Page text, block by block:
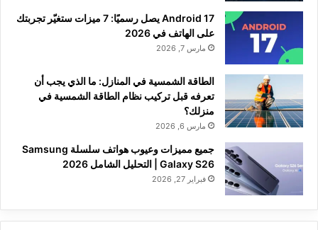
Android 17 يصل رسميًا: 7 ميزات ستغيّر تجربتك
على الهاتف في 2026
مارس 7, 2026
الطاقة الشمسية في المنازل: ما الذي يجب أن
تعرفه قبل تركيب نظام الطاقة الشمسية في
منزلك؟
مارس 6, 2026
جميع مميزات وعيوب هواتف سلسلة Samsung
Galaxy S26 | التحليل الشامل 2026
فبراير 27, 2026